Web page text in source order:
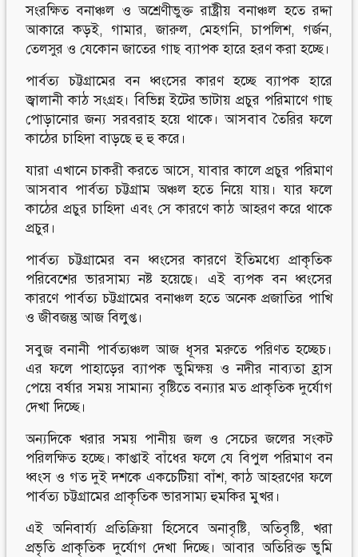
সংরক্ষিত বনাঞ্চল ও অশ্রেণীভুক্ত রাষ্ট্রীয় বনাঞ্চল হতে রদ্দা
আকারে কড়ই, গামার, জারুল, মেহগনি, চাপলিশ, গর্জন,
তেলসুর ও যেকোন জাতের গাছ ব্যাপক হারে হরণ করা হচ্ছে।
পার্বত্য চট্টগ্রামের বন ধ্বংসের কারণ হচ্ছে ব্যাপক হারে
জ্বালানী কাঠ সংগ্রহ। বিভিন্ন ইটের ভাটায় প্রচুর পরিমাণে গাছ
পোড়ানোর জন্য সরবরাহ হয়ে থাকে। আসবাব তৈরির ফলে
কাঠের চাহিদা বাড়ছে হু হু করে।
যারা এখানে চাকরী করতে আসে, যাবার কালে প্রচুর পরিমাণ
আসবাব পার্বত্য চট্টগ্রাম অঞ্চল হতে নিয়ে যায়। যার ফলে
কাঠের প্রচুর চাহিদা এবং সে কারণে কাঠ আহরণ করে থাকে
প্রচুর।
পার্বত্য চট্টগ্রামের বন ধ্বংসের কারণে ইতিমধ্যে প্রাকৃতিক
পরিবেশের ভারসাম্য নষ্ট হয়েছে। এই ব্যপক বন ধ্বংসের
কারণে পার্বত্য চট্টগ্রামের বনাঞ্চল হতে অনেক প্রজাতির পাখি
ও জীবজন্তু আজ বিলুপ্ত।
সবুজ বনানী পার্বত্যঞ্চল আজ ধূসর মরুতে পরিণত হচ্ছেচ।
এর ফলে পাহাড়ের ব্যাপক ভুমিক্ষয় ও নদীর নাব্যতা হ্রাস
পেয়ে বর্ষার সময় সামান্য বৃষ্টিতে বন্যার মত প্রাকৃতিক দুর্যোগ
দেখা দিচ্ছে।
অন্যদিকে খরার সময় পানীয় জল ও সেচের জলের সংকট
পরিলক্ষিত হচ্ছে। কাপ্তাই বাঁধের ফলে যে বিপুল পরিমাণ বন
ধ্বংস ও গত দুই দশকে একচেটিয়া বাঁশ, কাঠ আহরণের ফলে
পার্বত্য চট্টগ্রামের প্রাকৃতিক ভারসাম্য হুমকির মুখর।
এই অনিবার্য্য প্রতিক্রিয়া হিসেবে অনাবৃষ্টি, অতিবৃষ্টি, খরা
প্রভৃতি প্রাকৃতিক দুর্যোগ দেখা দিচ্ছে। আবার অতিরিক্ত ভুমি